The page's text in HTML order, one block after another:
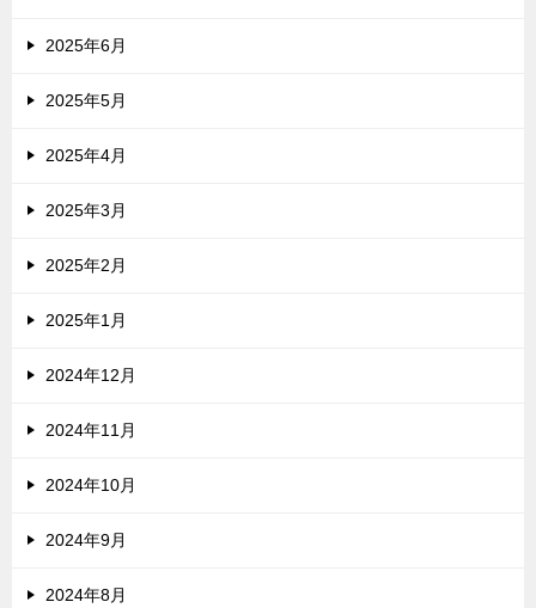
2025年6月
2025年5月
2025年4月
2025年3月
2025年2月
2025年1月
2024年12月
2024年11月
2024年10月
2024年9月
2024年8月